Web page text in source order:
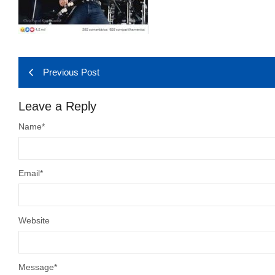
Previous Post
Leave a Reply
Message*
Name*
Email*
Website